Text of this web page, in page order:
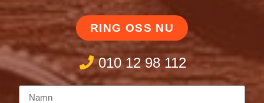
RING OSS NU
010 12 98 112